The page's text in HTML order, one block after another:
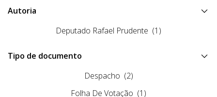
Autoria
Deputado Rafael Prudente (1)
Tipo de documento
Despacho (2)
Folha De Votação (1)